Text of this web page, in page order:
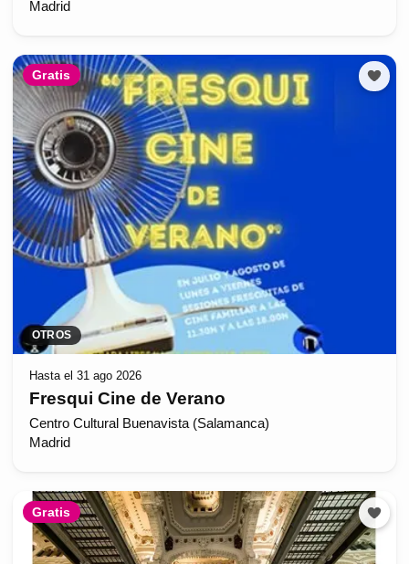
Madrid
Gratis
OTROS
Hasta el 31 ago 2026
Fresqui Cine de Verano
Centro Cultural Buenavista (Salamanca)
Madrid
Gratis